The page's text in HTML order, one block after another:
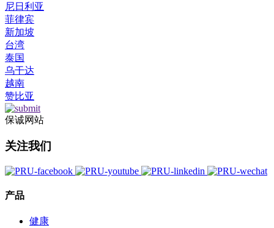
尼日利亚
菲律宾
新加坡
台湾
泰国
乌干达
越南
赞比亚
保诚网站
关注我们
产品
健康